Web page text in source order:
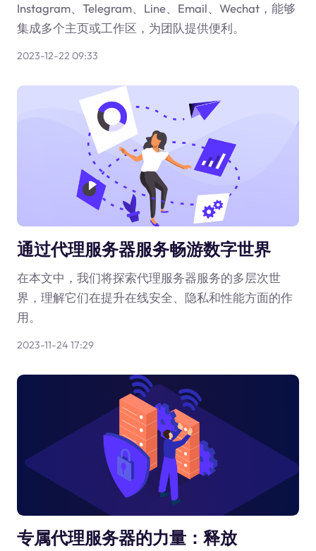
Instagram、Telegram、Line、Email、Wechat，能够
集成多个主页或工作区，为团队提供便利。
2023-12-22 09:33
通过代理服务器服务畅游数字世界
在本文中，我们将探索代理服务器服务的多层次世
界，理解它们在提升在线安全、隐私和性能方面的作
用。
2023-11-24 17:29
专属代理服务器的力量：释放